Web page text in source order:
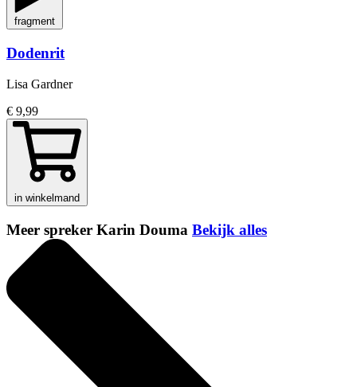
fragment
Dodenrit
Lisa Gardner
€ 9,99
in winkelmand
Meer spreker Karin Douma Bekijk alles